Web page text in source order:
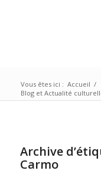
Vous êtes ici : Accueil /
Blog et Actualité
Archive
Carmo